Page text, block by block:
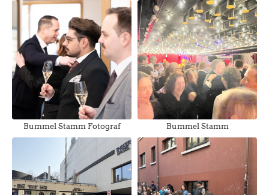
Bummel Stamm Fotograf Bummel Stamm